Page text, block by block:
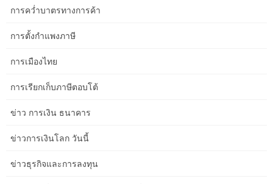
จะเป็นสัปดาห์ที่เต็มไปด้วยความเคลื่อนไหวในตลาด โดยจะมีการ
เทคโนโลยีกำลังมา…
การคว่ำบาตรทางการค้า
การตั้งกำแพงภาษี
การเมืองไทย
การเรียกเก็บภาษีตอบโต้
ข่าว การเงิน ธนาคาร
ข่าวการเงินโลก วันนี้
ข่าวธุรกิจและการลงทุน